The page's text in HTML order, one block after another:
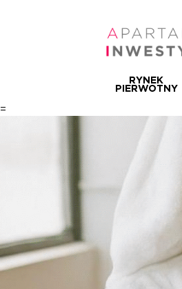
=
RYNEK
PIERWOTNY